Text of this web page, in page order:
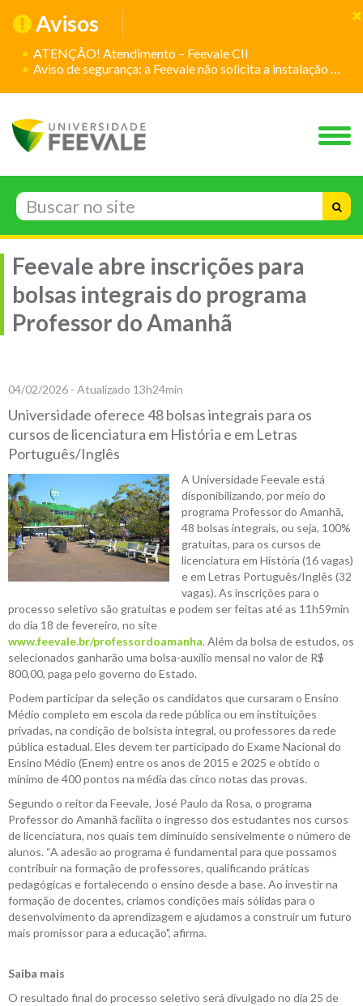
Avisos
ATENÇÃO! Atendimento – Feevale CII
Aviso de segurança: a Feevale não solicita a instalação de aplicativos
Feevale abre inscrições para
bolsas integrais do programa
Professor do Amanhã
04/02/2026 - Atualizado 13h24min
Universidade oferece 48 bolsas integrais para os
cursos de licenciatura em História e em Letras
Português/Inglês
A Universidade Feevale está
disponibilizando, por meio do
programa Professor do Amanhã,
48 bolsas integrais, ou seja, 100%
gratuitas, para os cursos de
licenciatura em História (16 vagas)
e em Letras Português/Inglês (32
vagas). As inscrições para o
processo seletivo são gratuitas e podem ser feitas até as 11h59min
do dia 18 de fevereiro, no site
www.feevale.br/professordoamanha. Além da bolsa de estudos, os
selecionados ganharão uma bolsa-auxílio mensal no valor de R$
800,00, paga pelo governo do Estado.
Podem participar da seleção os candidatos que cursaram o Ensino
Médio completo em escola da rede pública ou em instituições
privadas, na condição de bolsista integral, ou professores da rede
pública estadual. Eles devem ter participado do Exame Nacional do
Ensino Médio (Enem) entre os anos de 2015 e 2025 e obtido o
mínimo de 400 pontos na média das cinco notas das provas.
Segundo o reitor da Feevale, José Paulo da Rosa, o programa
Professor do Amanhã facilita o ingresso dos estudantes nos cursos
de licenciatura, nos quais tem diminuído sensivelmente o número de
alunos. “A adesão ao programa é fundamental para que possamos
contribuir na formação de professores, qualificando práticas
pedagógicas e fortalecendo o ensino desde a base. Ao investir na
formação de docentes, criamos condições mais sólidas para o
desenvolvimento da aprendizagem e ajudamos a construir um futuro
mais promissor para a educação", afirma.
Saiba mais
O resultado final do processo seletivo será divulgado no dia 25 de